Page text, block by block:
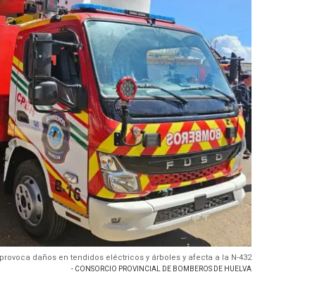
daños en tendidos eléctricos y árboles y afecta a la N-432
- CONSORCIO PROVINCIAL DE BOMBEROS DE HUELVA